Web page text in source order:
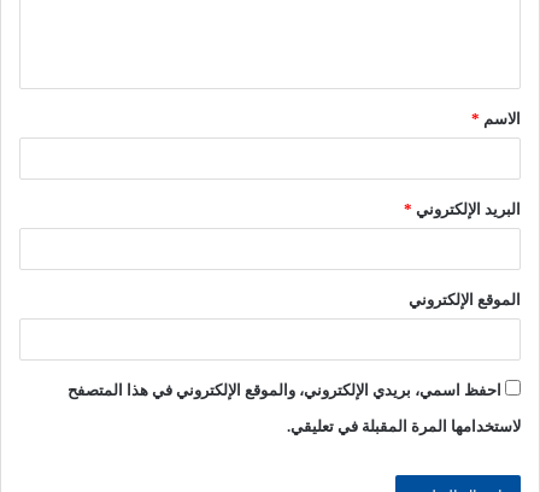
ق
*الاسم *
البريد الإلكتروني *
الموقع الإلكتروني
احفظ اسمي، بريدي الإلكتروني، والموقع الإلكتروني في هذا المتصفح
لاستخدامها المرة المقبلة في تعليقي.